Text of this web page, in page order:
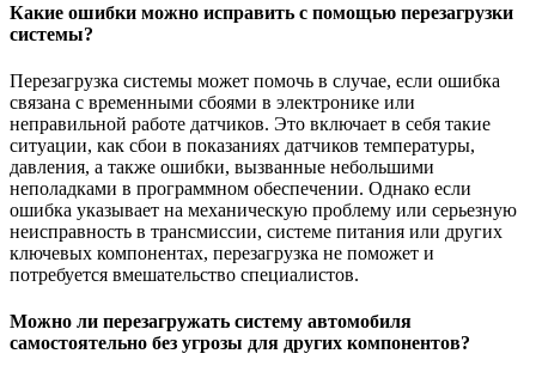
Какие ошибки можно исправить с помощью перезагрузки
системы?
Перезагрузка системы может помочь в случае, если ошибка
связана с временными сбоями в электронике или
неправильной работе датчиков. Это включает в себя такие
ситуации, как сбои в показаниях датчиков температуры,
давления, а также ошибки, вызванные небольшими
неполадками в программном обеспечении. Однако если
ошибка указывает на механическую проблему или серьезную
неисправность в трансмиссии, системе питания или других
ключевых компонентах, перезагрузка не поможет и
потребуется вмешательство специалистов.
Можно ли перезагружать систему автомобиля
самостоятельно без угрозы для других компонентов?